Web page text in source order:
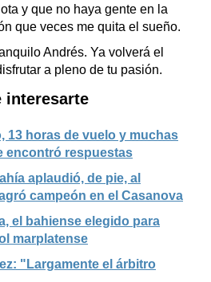
y que no haya gente en la
que veces me quita el sueño.
Andrés. Ya volverá el
a pleno de tu pasión.
interesarte
13 horas de vuelo y muchas
encontró respuestas
aplaudió, de pie, al
campeón en el Casanova
el bahiense elegido para
marplatense
"Largamente el árbitro